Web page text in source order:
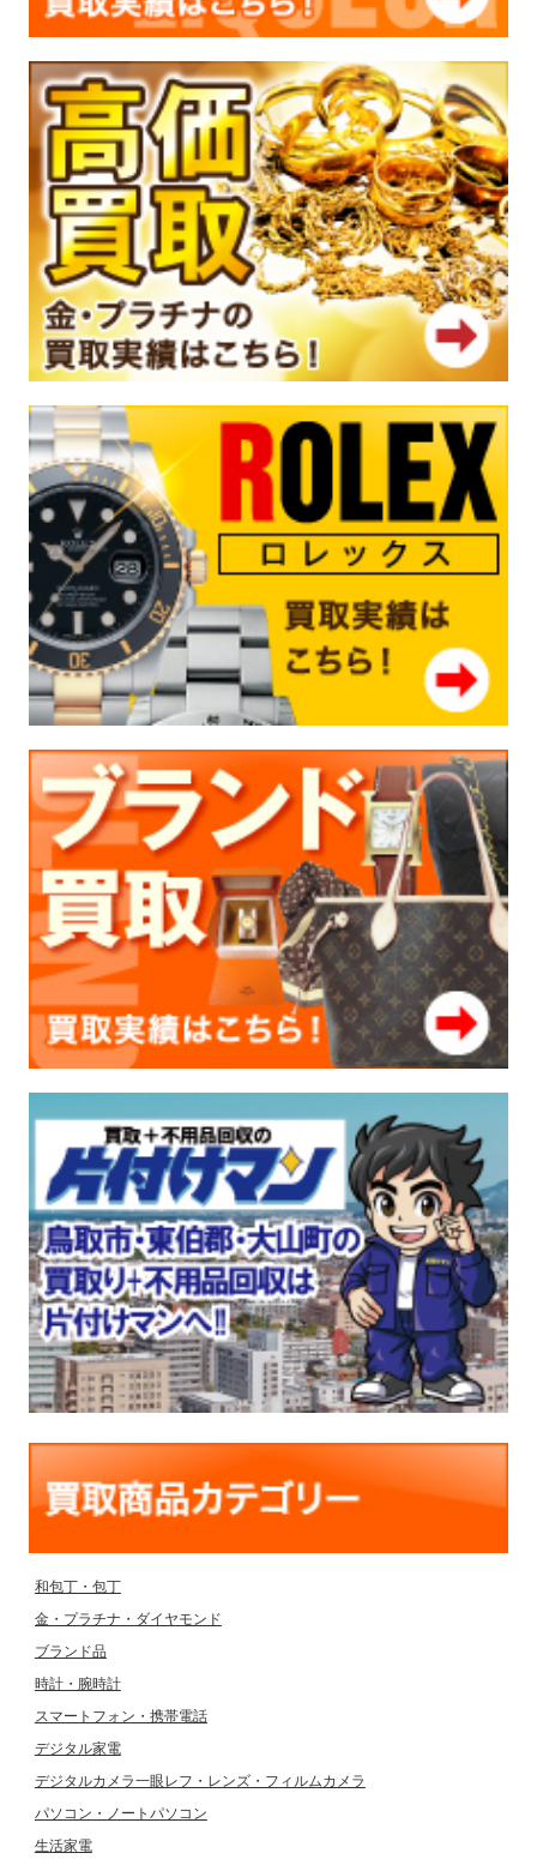
和包丁・包丁
金・プラチナ・ダイヤモンド
ブランド品
時計・腕時計
スマートフォン・携帯電話
デジタル家電
デジタルカメラ一眼レフ・レンズ・フィルムカメラ
パソコン・ノートパソコン
生活家電